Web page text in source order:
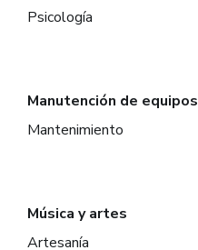
Psicología
Manutención de equipos
Mantenimiento
Música y artes
Artesanía